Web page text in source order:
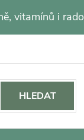
vitamínů i
HLEDAT